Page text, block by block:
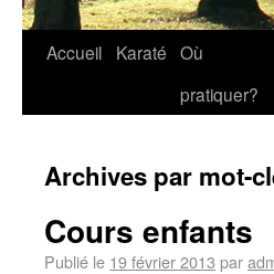
Accueil Karaté Où
pratiquer?
Archives par mot-
Cours enfants
Publié le 19 février 2013 par